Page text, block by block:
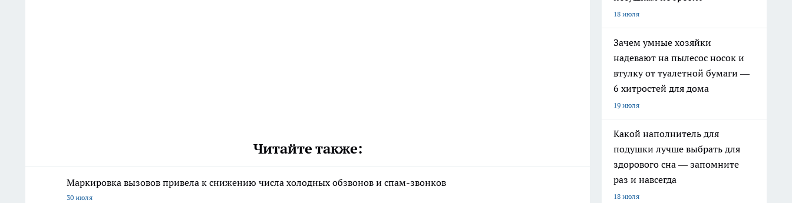
Читайте также:
Маркировка вызовов привела к снижению числа холодных обзвонов и спам-звонков
30 июля
18 июля
Зачем умные хозяйки
надевают на пылесос носок и
втулку от туалетной бумаги —
6 хитростей для дома
19 июля
Какой наполнитель для
подушки лучше выбрать для
здорового сна — запомните
раз и навсегда
18 июля